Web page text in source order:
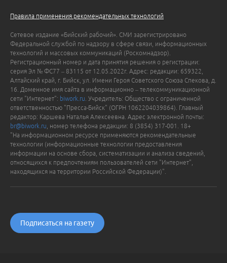
Правила применения рекомендательных технологий
Сетевое издание «Бийский рабочий». СМИ зарегистрировано
Федеральной службой по надзору в сфере связи, информационных
технологий и массовых коммуникаций (Роскомнадзор).
Регистрационный номер и дата принятия решения о регистрации:
серия Эл № ФС77 – 83115 от 12.05.2022г. Адрес: редакции: 659322,
Алтайский край, г. Бийск, ул. Имени Героя Советского Союза Спекова, д.
16. Доменное имя сайта в информационно – телекоммуникационной
сети "Интернет": biwork.ru . Учредитель: Общество с ограниченной
ответственностью "Пресса-Бийск" (ОГРН 1062204039864). Главный
редактор: Каршева Наталья Алексеевна. Адрес электронной почты:
br@biwork.ru , номер телефона редакции: 8 (3854) 317-001. 18+
"На информационном ресурсе применяются рекомендательные
технологии (информационные технологии предоставления
информации на основе сбора, систематизации и анализа сведений,
относящихся к предпочтениям пользователей сети "Интернет",
находящихся на территории Российской Федерации)".
Подписаться на газету